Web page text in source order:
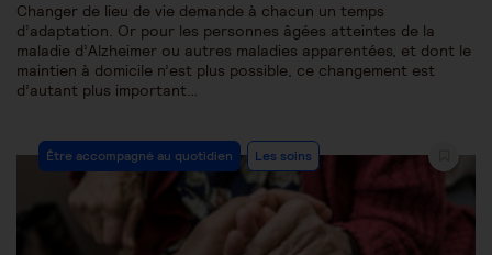
Changer de lieu de vie demande à chacun un temps
d’adaptation. Or pour les personnes âgées atteintes de la
maladie d’Alzheimer ou autres maladies apparentées, et dont le
maintien à domicile n’est plus possible, ce changement est
d’autant plus important…
Post
Category:
Être accompagné au quotidien Les soins